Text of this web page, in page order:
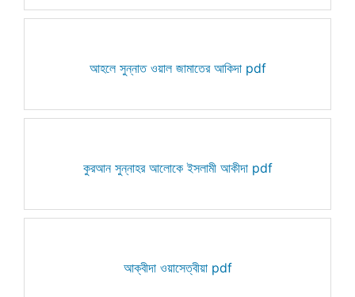
আহলে সুন্নাত ওয়াল জামাতের আকিদা pdf
কুরআন সুন্নাহর আলোকে ইসলামী আকীদা pdf
আক্বীদা ওয়াসেত্বীয়া pdf